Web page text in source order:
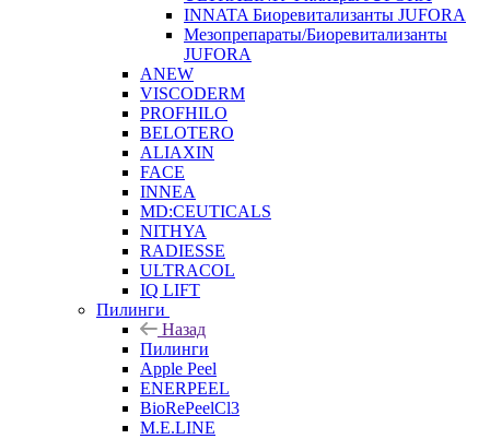
INNATA Биоревитализанты JUFORA
Мезопрепараты/Биоревитализанты
JUFORA
ANEW
VISCODERM
PROFHILO
BELOTERO
ALIAXIN
FACE
INNEA
MD:CEUTICALS
NITHYA
RADIESSE
ULTRACOL
IQ LIFT
Пилинги
Назад
Пилинги
Apple Peel
ENERPEEL
BioRePeelCl3
M.E.LINE